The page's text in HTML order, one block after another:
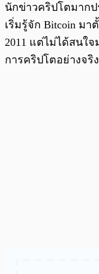
นักข่าวคริปโตมาก
เริ่มรู้จัก Bitcoin มา
2011 แต่ไม่ได้สนใ
การคริปโตอย่างจริ